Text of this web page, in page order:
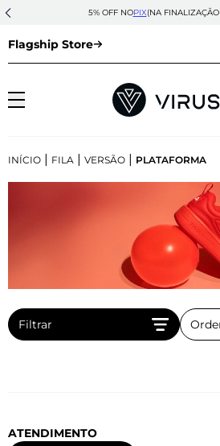
5% OFF NOPIX(NA
Flagship Store
INÍCIO | FILA | VERSÃO | PLATAFORMA
Filtrar
ATENDIMENTO